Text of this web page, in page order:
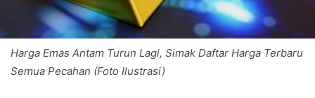
Harga Emas Antam Turun Lagi, Simak Daftar Harga Terbaru
Semua Pecahan (Foto Ilustrasi)